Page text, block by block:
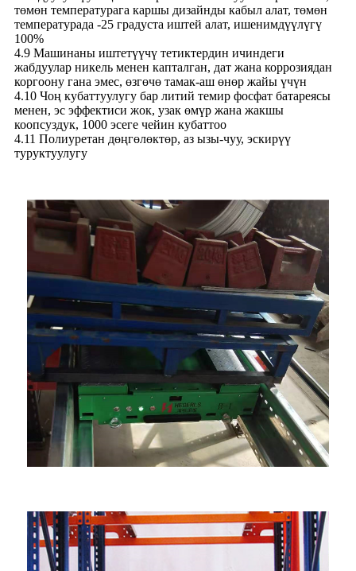
төмөн температурага каршы дизайнды кабыл алат, төмөн
температурада -25 градуста иштей алат, ишенимдүүлүгү
100%
4.9 Машинаны иштетүүчү тетиктердин ичиндеги
жабдуулар никель менен капталган, дат жана коррозиядан
коргоону гана эмес, өзгөчө тамак-аш өнөр жайы үчүн
4.10 Чоң кубаттуулугу бар литий темир фосфат батареясы
менен, эс эффектиси жок, узак өмүр жана жакшы
коопсуздук, 1000 эсеге чейин кубаттоо
4.11 Полиуретан дөңгөлөктөр, аз ызы-чуу, эскирүү
туруктуулугу